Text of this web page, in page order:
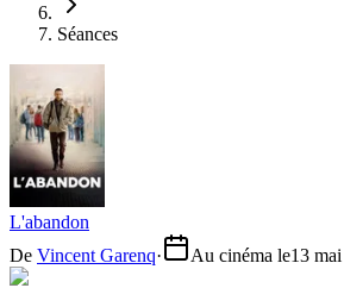
Séances
L'abandon
De Vincent Garenq· Au cinéma le13